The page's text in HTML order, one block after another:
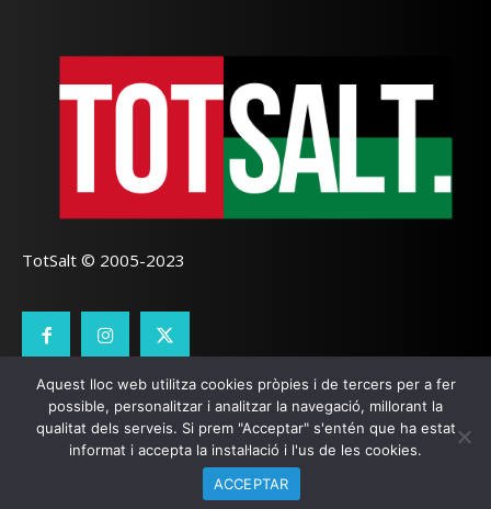
TotSalt © 2005-2023
CONTACTE TOTSALT AVÍS LEGAL GALETES
SEO LOCALI PÀGINES WEB GIRONA ZOOOMWEB
Aquest lloc web utilitza cookies pròpies i de tercers per a fer
possible, personalitzar i analitzar la navegació, millorant la
qualitat dels serveis. Si prem "Acceptar" s'entén que ha estat
informat i accepta la instal·lació i l'us de les cookies.
ACCEPTAR